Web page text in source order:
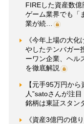
FIREした資産数
ゲーム業界でも「
業が続…
《今年上場の大
やしたテンバガー
ーワン企業、ヘル
を徹底解説
【元手95万円か
人”satoさんが注
銘柄は東証スタン
《資産3億円の億